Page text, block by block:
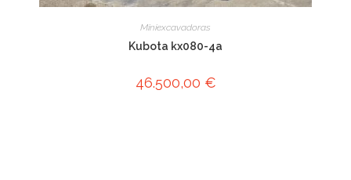
Miniexcavadoras
Kubota kx080-4a
46.500,00 €